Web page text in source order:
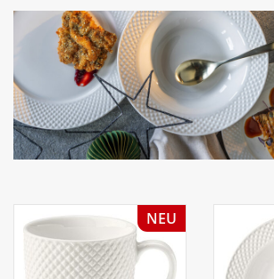
Gedeckter Tisch
Buffet
Fingerfood
Aufsteller
NEU